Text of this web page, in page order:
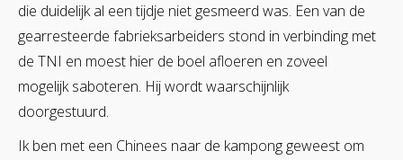
die duidelijk al een tijdje niet gesmeerd was. Een van de
gearresteerde fabrieksarbeiders stond in verbinding met
de TNI en moest hier de boel afloeren en zoveel
mogelijk saboteren. Hij wordt waarschijnlijk
doorgestuurd.
Ik ben met een Chinees naar de kampong geweest om